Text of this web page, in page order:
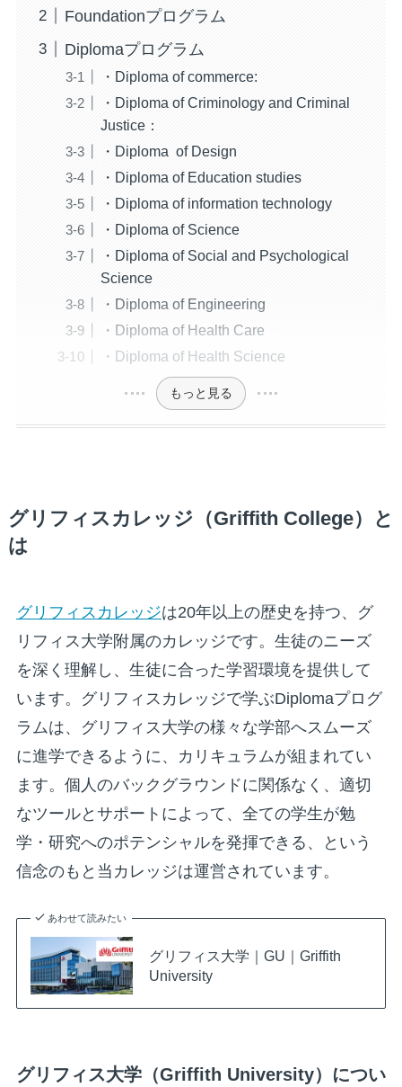
Foundationプログラム
Diplomaプログラム
・Diploma of commerce:
・Diploma of Criminology and Criminal
Justice：
・Diploma of Design
・Diploma of Education studies
・Diploma of information technology
・Diploma of Science
・Diploma of Social and Psychological
Science
・Diploma of Engineering
・Diploma of Health Care
・Diploma of Health Science
もっと見る
グリフィスカレッジ（Griffith College）と
は
グリフィスカレッジは20年以上の歴史を持つ、グ
リフィス大学附属のカレッジです。生徒のニーズ
を深く理解し、生徒に合った学習環境を提供して
います。グリフィスカレッジで学ぶDiplomaプログ
ラムは、グリフィス大学の様々な学部へスムーズ
に進学できるように、カリキュラムが組まれてい
ます。個人のバックグラウンドに関係なく、適切
なツールとサポートによって、全ての学生が勉
学・研究へのポテンシャルを発揮できる、という
信念のもと当カレッジは運営されています。
あわせて読みたい
グリフィス大学｜GU｜Griffith
University
グリフィス大学（Griffith University）につい